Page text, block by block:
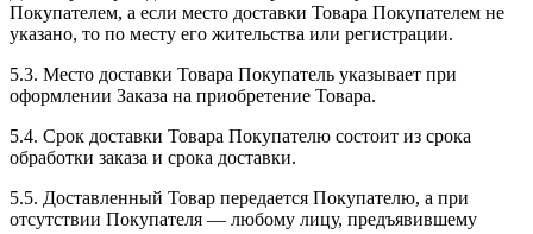
Покупателем, а если место доставки Товара Покупателем не
указано, то по месту его жительства или регистрации.
5.3. Место доставки Товара Покупатель указывает при
оформлении Заказа на приобретение Товара.
5.4. Срок доставки Товара Покупателю состоит из срока
обработки заказа и срока доставки.
5.5. Доставленный Товар передается Покупателю, а при
отсутствии Покупателя — любому лицу, предъявившему